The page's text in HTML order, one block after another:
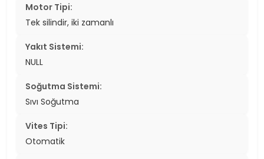
Motor Tipi:
Tek silindir, iki zamanlı
Yakıt Sistemi:
NULL
Soğutma Sistemi:
Sıvı Soğutma
Vites Tipi:
Otomatik